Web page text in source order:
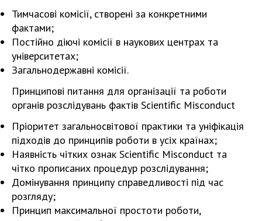
Тимчасові комісії, створені за конкретними
фактами;
Постійно діючі комісії в наукових центрах та
університетах;
Загальнодержавні комісії.
Принципові питання для організації та роботи
органів розслідувань фактів Scientific Misconduct
Пріоритет загальносвітової практики та уніфікація
підходів до принципів роботи в усіх країнах;
Наявність чітких ознак Scientific Misconduct та
чітко прописаних процедур розслідування;
Домінування принципу справедливості під час
розгляду;
Принцип максимальної простоти роботи,